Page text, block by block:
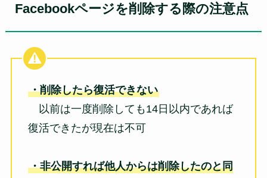
Facebookページを削除する際の注意点
・削除したら復活できない
以前は一度削除しても14日以内であれば
復活できたが現在は不可
・非公開すれば他人からは削除したのと同